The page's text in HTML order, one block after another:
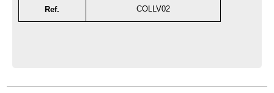
Ref. COLLV02